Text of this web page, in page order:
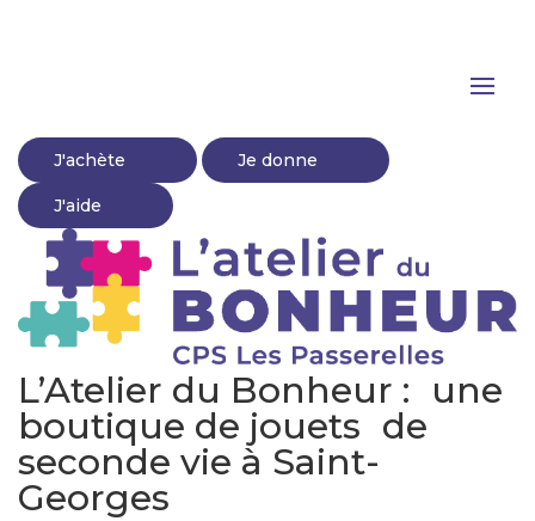
J'achète Je donne
J'aide
L’Atelier du Bonheur : une
boutique de jouets de
seconde vie à Saint-
Georges